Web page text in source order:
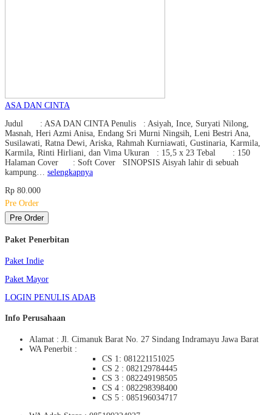
ASA DAN CINTA
Judul : ASA DAN CINTA Penulis : Asiyah, Ince, Suryati Nilong,
Masnah, Heri Azmi Anisa, Endang Sri Murni Ningsih, Leni Bestri Ana,
Susilawati, Ratna Dewi, Ariska, Rahmah Kurniawati, Gustinaria, Karmila,
Karmila, Rinti Hirliani, dan Vima Ukuran : 15,5 x 23 Tebal : 150
Halaman Cover : Soft Cover SINOPSIS Aisyah lahir di sebuah
kampung… selengkapnya
Rp 80.000
Pre Order
Pre Order
Paket Penerbitan
Paket Indie
Paket Mayor
LOGIN PENULIS ADAB
Info Perusahaan
Alamat : Jl. Cimanuk Barat No. 27 Sindang Indramayu Jawa Barat
WA Penerbit :
CS 1: 081221151025
CS 2 : 082129784445
CS 3 : 082249198505
CS 4 : 082298398400
CS 5 : 085196034717